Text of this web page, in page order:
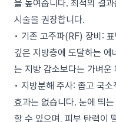
을 높여줍니다. 최적의 결
시술을 권장합니다.
• 기존 고주파(RF) 장비:
깊은 지방층에 도달하는 에
는 지방 감소보다는 가벼운
• 지방분해 주사: 좁고 국
효과는 없습니다. 눈에 띄
할 수 있으며, 피부 탄력이